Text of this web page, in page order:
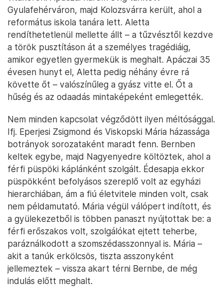
Gyulafehérváron, majd Kolozsvárra került, ahol a
református iskola tanára lett. Aletta
rendíthetetlenül mellette állt – a tűzvésztől kezdve
a török pusztításon át a személyes tragédiáig,
amikor egyetlen gyermekük is meghalt. Apáczai 35
évesen hunyt el, Aletta pedig néhány évre rá
követte őt – valószínűleg a gyász vitte el. Őt a
hűség és az odaadás mintaképeként emlegették.
Nem minden kapcsolat végződött ilyen méltósággal.
Ifj. Eperjesi Zsigmond és Viskopski Mária házassága
botrányok sorozataként maradt fenn. Bernben
keltek egybe, majd Nagyenyedre költöztek, ahol a
férfi püspöki káplánként szolgált. Édesapja ekkor
püspökként befolyásos szereplő volt az egyházi
hierarchiában, ám a fiú életvitele minden volt, csak
nem példamutató. Mária végül válópert indított, és
a gyülekezetből is többen panaszt nyújtottak be: a
férfi erőszakos volt, szolgálókat ejtett teherbe,
paráználkodott a szomszédasszonnyal is. Mária –
akit a tanúk erkölcsös, tiszta asszonyként
jellemeztek – vissza akart térni Bernbe, de még
indulás előtt meghalt.